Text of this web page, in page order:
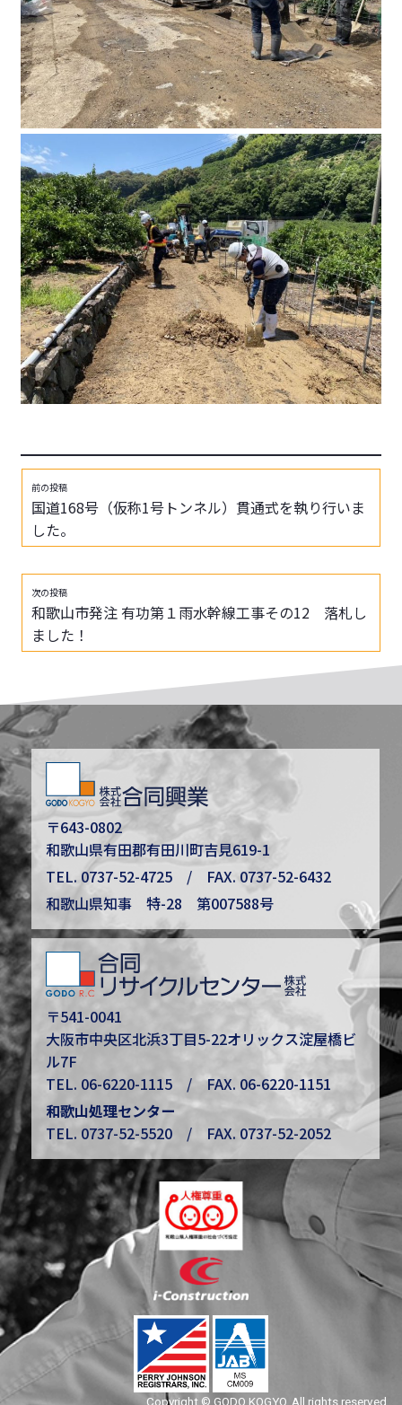
前の投稿
国道168号（仮称1号トンネル）貫通式を執り行いま
した。
次の投稿
和歌山市発注 有功第１雨水幹線工事その12 落札し
ました！
〒643-0802
和歌山県有田郡有田川町吉見619-1
TEL. 0737-52-4725/ FAX. 0737-52-6432
和歌山県知事 特-28 第007588号
〒541-0041
大阪市中央区北浜3丁目5-22オリックス淀屋橋ビ
ル7F
TEL. 06-6220-1115/ FAX. 06-6220-1151
和歌山処理センター
TEL. 0737-52-5520/ FAX. 0737-52-2052
Copyright © GODO KOGYO, All rights reserved.